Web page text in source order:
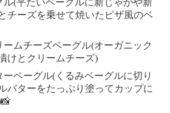
ル(平たいベーグルに新じゃがや新
チーズを乗せて焼いたピザ風のベ
ームチーズベーグル(オーガニック
けとクリームチーズ)
ーベーグル( くるみベーグルに切り
バターをたっぷり塗ってカップに